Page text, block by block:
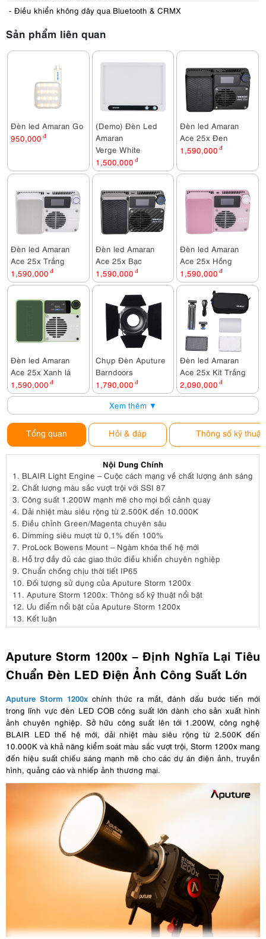
- Điều khiển không dây qua Bluetooth & CRMX
Sản phẩm liên quan
Đèn led Amaran Go
950,000 đ
(Demo) Đèn Led
Amaran
Verge White
1,500,000 đ
Đèn led Amaran
Ace 25x Đen
1,590,000 đ
Đèn led Amaran
Ace 25x Trắng
1,590,000 đ
Đèn led Amaran
Ace 25x Bạc
1,590,000 đ
Đèn led Amaran
Ace 25x Hồng
1,590,000 đ
Đèn led Amaran
Ace 25x Xanh lá
1,590,000 đ
Chụp Đèn Aputure
Barndoors
1,790,000 đ
Đèn led Amaran
Ace 25x Kit Trắng
2,090,000 đ
Xem thêm ▼
Tổng quan Hỏi & đáp Thông số kỹ thuật
Nội Dung Chính
1. BLAIR Light Engine – Cuộc cách mạng về chất lượng ánh sáng
2. Chất lượng màu sắc vượt trội với SSI 87
3. Công suất 1.200W mạnh mẽ cho mọi bối cảnh quay
4. Dải nhiệt màu siêu rộng từ 2.500K đến 10.000K
5. Điều chỉnh Green/Magenta chuyên sâu
6. Dimming siêu mượt từ 0,1% đến 100%
7. ProLock Bowens Mount – Ngàm khóa thế hệ mới
8. Hỗ trợ đầy đủ các giao thức điều khiển chuyên nghiệp
9. Chuẩn chống chịu thời tiết IP65
10. Đối tượng sử dụng của Aputure Storm 1200x
11. Aputure Storm 1200x: Thông số kỹ thuật nổi bật
12. Ưu điểm nổi bật của Aputure Storm 1200x
13. Kết luận
Aputure Storm 1200x – Định Nghĩa Lại Tiêu
Chuẩn Đèn LED Điện Ảnh Công Suất Lớn
Aputure Storm 1200x chính thức ra mắt, đánh dấu bước tiến mới
trong lĩnh vực đèn LED COB công suất lớn dành cho sản xuất hình
ảnh chuyên nghiệp. Sở hữu công suất lên tới 1.200W, công nghệ
BLAIR LED thế hệ mới, dải nhiệt màu siêu rộng từ 2.500K đến
10.000K và khả năng kiểm soát màu sắc vượt trội, Storm 1200x mang
đến hiệu suất chiếu sáng mạnh mẽ cho các dự án điện ảnh, truyền
hình, quảng cáo và nhiếp ảnh thương mại.